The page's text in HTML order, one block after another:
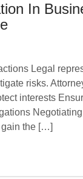
In
Legal
risks.
interests
gain the […]